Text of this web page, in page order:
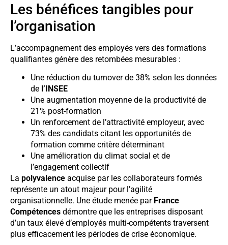
Les bénéfices tangibles pour
l’organisation
L’accompagnement des employés vers des formations
qualifiantes génère des retombées mesurables :
Une réduction du turnover de 38% selon les données
de l’INSEE
Une augmentation moyenne de la productivité de
21% post-formation
Un renforcement de l’attractivité employeur, avec
73% des candidats citant les opportunités de
formation comme critère déterminant
Une amélioration du climat social et de
l’engagement collectif
La polyvalence acquise par les collaborateurs formés
représente un atout majeur pour l’agilité
organisationnelle. Une étude menée par France
Compétences démontre que les entreprises disposant
d’un taux élevé d’employés multi-compétents traversent
plus efficacement les périodes de crise économique.